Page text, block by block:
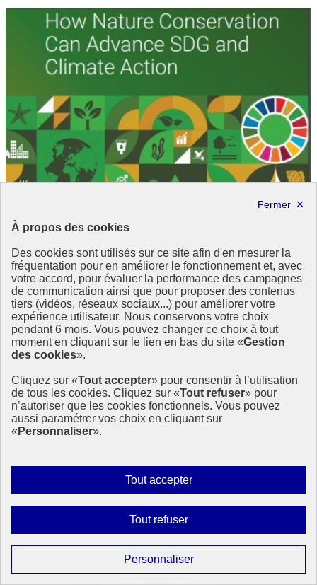
À propos des cookies
Des cookies sont utilisés sur ce site afin d'en mesurer la
fréquentation pour en améliorer le fonctionnement et, avec
votre accord, pour évaluer la performance des campagnes
de communication ainsi que pour proposer des contenus
tiers (vidéos, réseaux sociaux...) pour améliorer votre
expérience utilisateur. Nous conservons votre choix
pendant 6 mois. Vous pouvez changer ce choix à tout
moment en cliquant sur le lien en bas du site «Gestion
des cookies».
Cliquez sur «Tout accepter» pour consentir à l’utilisation
de tous les cookies. Cliquez sur «Tout refuser» pour
n’autoriser que les cookies fonctionnels. Vous pouvez
aussi paramétrer vos choix en cliquant sur
« Personnaliser».
Tout accepterAutoriser
tous
Tout refuserInterdire
tous
PersonnaliserParamétrer
les
La contribution du volontariat international aux
enjeux environnementaux
Dans un contexte d’urgence écologique, le Volontariat international
d’échange et de solidarité (V.I.E.S.) apparaît comme un outil concret
et porteur de solutions. Une étude menée par France Volontaires,
avec le soutien du ministère de l’Europe et (…)
21 juillet 2025 - À l’International - En France